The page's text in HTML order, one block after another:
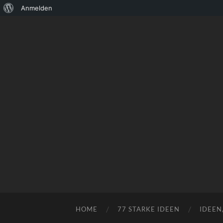
Über
Anmelden
HOME 77 STARKE IDEEN